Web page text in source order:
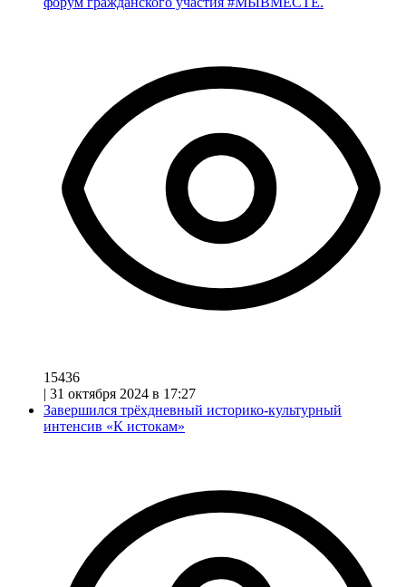
15436
| 31 октября 2024 в 17:27
Завершился трёхдневный историко-культурный
интенсив «К истокам»